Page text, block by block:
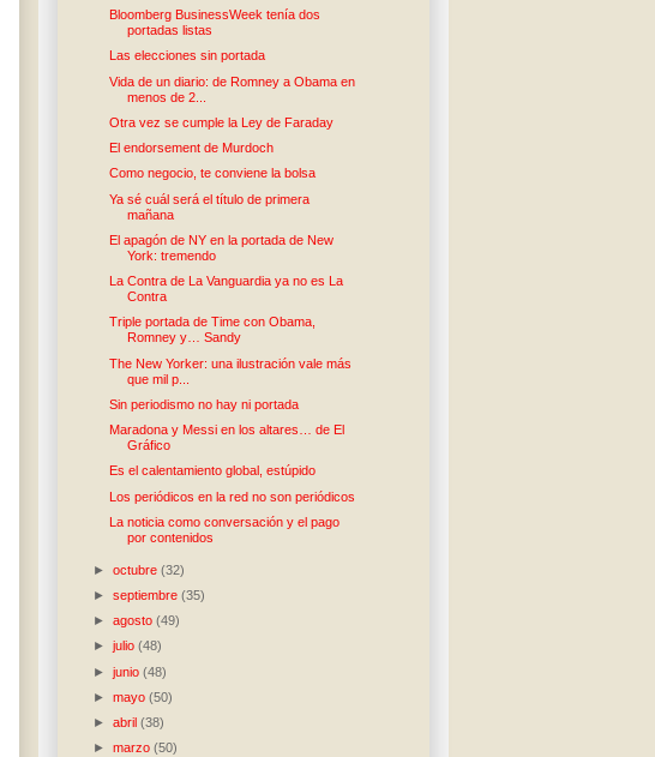
Bloomberg BusinessWeek tenía dos
portadas listas
Las elecciones sin portada
Vida de un diario: de Romney a Obama en
menos de 2...
Otra vez se cumple la Ley de Faraday
El endorsement de Murdoch
Como negocio, te conviene la bolsa
Ya sé cuál será el título de primera
mañana
El apagón de NY en la portada de New
York: tremendo
La Contra de La Vanguardia ya no es La
Contra
Triple portada de Time con Obama,
Romney y… Sandy
The New Yorker: una ilustración vale más
que mil p...
Sin periodismo no hay ni portada
Maradona y Messi en los altares… de El
Gráfico
Es el calentamiento global, estúpido
Los periódicos en la red no son periódicos
La noticia como conversación y el pago
por contenidos
►octubre(32)
►septiembre(35)
►agosto(49)
►julio(48)
►junio(48)
►mayo(50)
►abril(38)
►marzo(50)